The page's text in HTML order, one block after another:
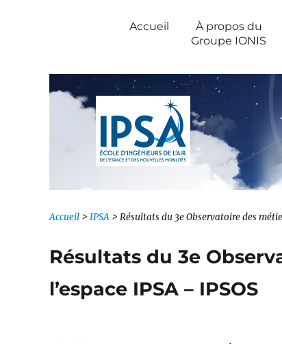
Accueil
À propos du
Groupe IONIS
Accueil > IPSA > Résultats du 3e Observatoire des
Résultats du 3e
l’espace IPSA – IPSOS